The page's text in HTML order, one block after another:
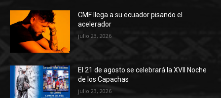
CMF llega a su ecuador pisando el
acelerador
julio 23, 2026
El 21 de agosto se celebrará la XVII Noche
de los Capachas
julio 23, 2026